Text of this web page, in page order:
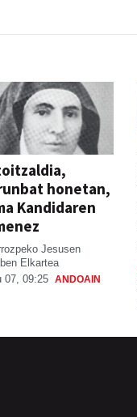
honetan,
Kandidaren
Jesusen
Elkartea
07, 09:25 ANDOAIN